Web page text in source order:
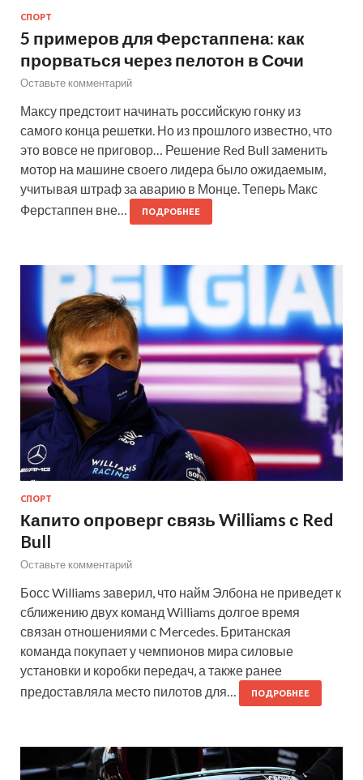
СПОРТ
5 примеров для Ферстаппена: как
прорваться через пелотон в Сочи
Оставьте комментарий
Максу предстоит начинать российскую гонку из
самого конца решетки. Но из прошлого известно, что
это вовсе не приговор… Решение Red Bull заменить
мотор на машине своего лидера было ожидаемым,
учитывая штраф за аварию в Монце. Теперь Макс
Ферстаппен вне…
ПОДРОБНЕЕ
СПОРТ
Капито опроверг связь Williams с Red
Bull
Оставьте комментарий
Босс Williams заверил, что найм Элбона не приведет к
сближению двух команд Williams долгое время
связан отношениями с Mercedes. Британская
команда покупает у чемпионов мира силовые
установки и коробки передач, а также ранее
предоставляла место пилотов для…
ПОДРОБНЕЕ